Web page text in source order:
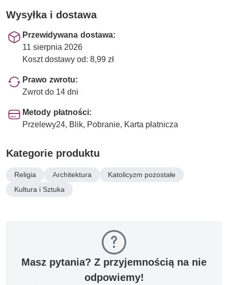
Wysyłka i dostawa
Przewidywana dostawa:
11 sierpnia 2026
Koszt dostawy od: 8,99 zł
Prawo zwrotu:
Zwrot do 14 dni
Metody płatności:
Przelewy24, Blik, Pobranie, Karta płatnicza
Kategorie produktu
Religia Architektura
Katolicyzm pozostałe
Kultura i Sztuka
Masz pytania? Z przyjemnością na nie
odpowiemy!